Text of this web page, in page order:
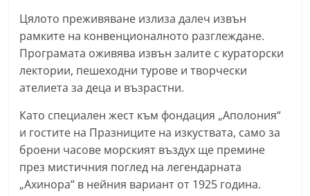
z
a
n
l
a
k
.
c
o
Цялото преживяване излиза далеч извън
рамките на конвенционалното разглеждане.
Програмата оживява извън залите с кураторски
лектории, пешеходни турове и творчески
ателиета за деца и възрастни.
Като специален жест към фондация „Аполония“
и гостите на Празниците на изкуствата, само за
броени часове морският въздух ще премине
през мистичния поглед на легендарната
„Ахинора“ в нейния вариант от 1925 година.